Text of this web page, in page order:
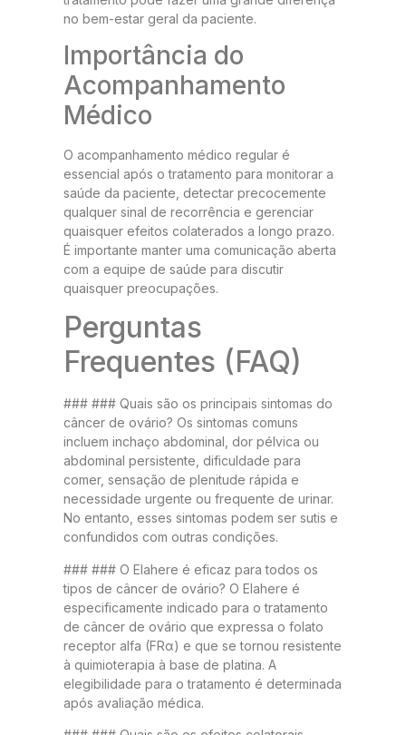
no bem-estar geral da paciente.
Importância do
Acompanhamento
Médico
O acompanhamento médico regular é
essencial após o tratamento para monitorar a
saúde da paciente, detectar precocemente
qualquer sinal de recorrência e gerenciar
quaisquer efeitos colaterados a longo prazo.
É importante manter uma comunicação aberta
com a equipe de saúde para discutir
quaisquer preocupações.
Perguntas
Frequentes (FAQ)
### ### Quais são os principais sintomas do
câncer de ovário? Os sintomas comuns
incluem inchaço abdominal, dor pélvica ou
abdominal persistente, dificuldade para
comer, sensação de plenitude rápida e
necessidade urgente ou frequente de urinar.
No entanto, esses sintomas podem ser sutis e
confundidos com outras condições.
### ### O Elahere é eficaz para todos os
tipos de câncer de ovário? O Elahere é
especificamente indicado para o tratamento
de câncer de ovário que expressa o folato
receptor alfa (FRα) e que se tornou resistente
à quimioterapia à base de platina. A
elegibilidade para o tratamento é determinada
após avaliação médica.